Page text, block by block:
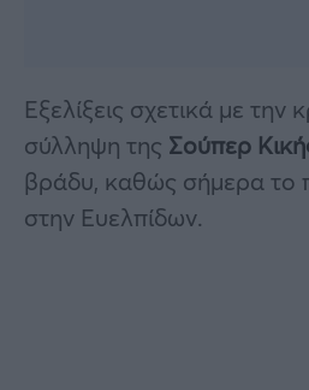
Εξελίξεις σχετικά με την
σύλληψη της Σούπερ
βράδυ, καθώς σήμερα το
στην Ευελπίδων.